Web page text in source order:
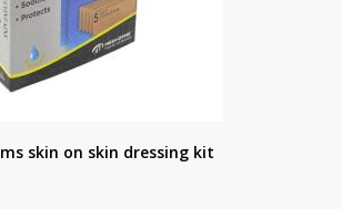
skin on skin dressing kit